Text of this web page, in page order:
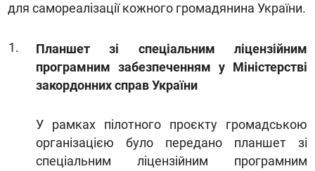
для самореалізації кожного громадянина України.
Планшет зі спеціальним ліцензійним
програмним забезпеченням у Міністерстві
закордонних справ України
У рамках пілотного проєкту громадською
організацією було передано планшет зі
спеціальним ліцензійним програмним